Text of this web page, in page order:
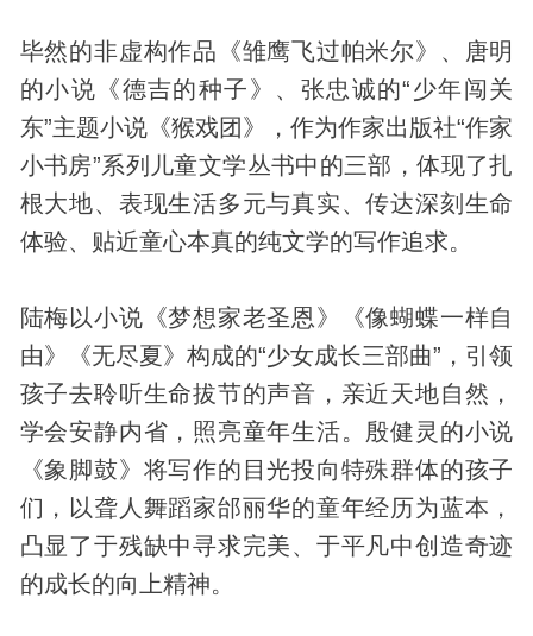
毕然的非虚构作品《雏鹰飞过帕米尔》、唐明
的小说《德吉的种子》、张忠诚的“少年闯关
东”主题小说《猴戏团》，作为作家出版社“作家
小书房”系列儿童文学丛书中的三部，体现了扎
根大地、表现生活多元与真实、传达深刻生命
体验、贴近童心本真的纯文学的写作追求。
陆梅以小说《梦想家老圣恩》《像蝴蝶一样自
由》《无尽夏》构成的“少女成长三部曲”，引领
孩子去聆听生命拔节的声音，亲近天地自然，
学会安静内省，照亮童年生活。殷健灵的小说
《象脚鼓》将写作的目光投向特殊群体的孩子
们，以聋人舞蹈家邰丽华的童年经历为蓝本，
凸显了于残缺中寻求完美、于平凡中创造奇迹
的成长的向上精神。